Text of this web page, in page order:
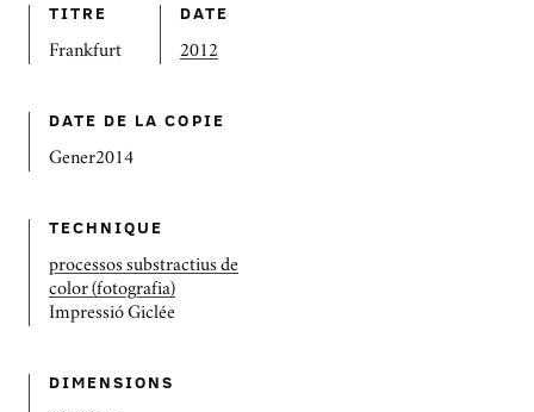
TITRE
Frankfurt
DATE
2012
DATE DE LA COPIE
Gener2014
TECHNIQUE
processos substractius de
color (fotografia)
Impressió Giclée
DIMENSIONS